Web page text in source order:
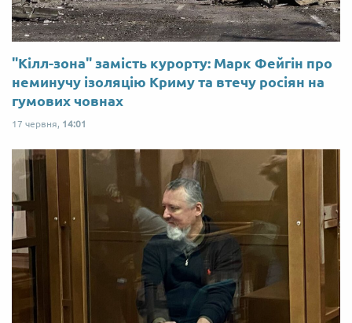
"Кілл-зона" замість курорту: Марк Фейгін про
неминучу ізоляцію Криму та втечу росіян на
гумових човнах
17 червня, 14:01